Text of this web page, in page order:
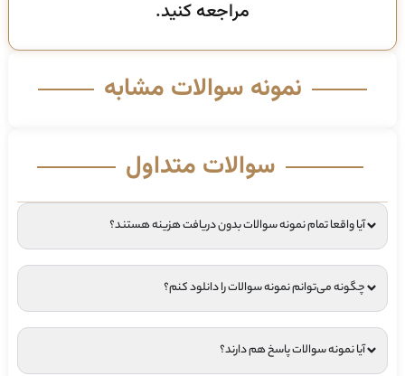
مراجعه کنید.
نمونه سوالات مشابه
سوالات متداول
آیا واقعا تمام نمونه سوالات بدون دریافت هزینه هستند؟
چگونه می‌توانم نمونه سوالات را دانلود کنم؟
آیا نمونه سوالات پاسخ هم دارند؟